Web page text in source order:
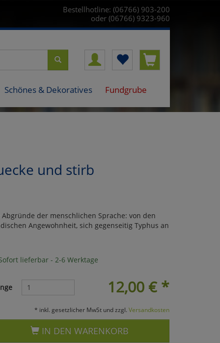
Bestellhotline: (06766) 903-200
oder (06766) 9323-960
Schönes & Dekoratives Fundgrube
und stirb
der menschlichen Sprache: von den
Angewohnheit, sich gegenseitig Typhus an
lieferbar - 2-6 Werktage
12,00 €*
* inkl. gesetzlicher MwSt und zzgl. Versandkosten
IN DEN WARENKORB